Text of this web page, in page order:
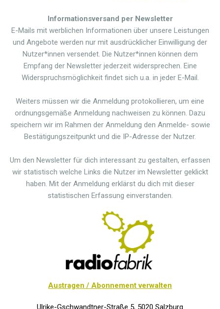
Informationsversand per Newsletter
E-Mails mit werblichen Informationen über unsere Leistungen
und Angebote werden nur mit ausdrücklicher Einwilligung der
Nutzer*innen versendet. Die Nutzer*innen können dem
Empfang der Newsletter jederzeit widersprechen. Eine
Widerspruchsmöglichkeit findet sich u.a. in jeder E-Mail.
Weiters müssen wir die Anmeldung protokollieren, um eine
ordnungsgemäße Anmeldung nachweisen zu können. Dazu
speichern wir im Rahmen der Anmeldung den Anmelde- sowie
Bestätigungszeitpunkt und die IP-Adresse der Nutzer.
Um den Newsletter für dich interessant zu gestalten, erfassen
wir statistisch welche Links die Nutzer im Newsletter geklickt
haben. Mit der Anmeldung erklärst du dich mit dieser
statistischen Erfassung einverstanden.
Austragen / Abonnement verwalten
Ulrike-Gschwandtner-Straße 5, 5020 Salzburg